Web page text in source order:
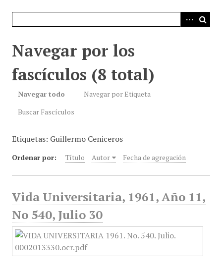
Navegar por los
fascículos (8 total)
Navegar todo
Navegar por Etiqueta
Buscar Fascículos
Etiquetas: Guillermo Ceniceros
Ordenar por: Título Autor Fecha de agregación
Vida Universitaria, 1961, Año 11,
No 540, Julio 30